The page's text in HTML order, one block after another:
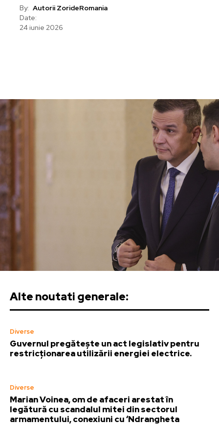
By: Autorii ZorideRomania
Date:
24 iunie 2026
Alte noutati generale:
Diverse
Guvernul pregătește un act legislativ pentru
restricționarea utilizării energiei electrice.
Diverse
Marian Voinea, om de afaceri arestat în
legătură cu scandalul mitei din sectorul
armamentului, conexiuni cu ‘Ndrangheta